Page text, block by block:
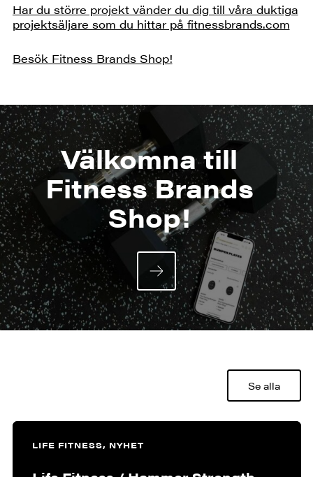
Har du större projekt vänder du dig till våra duktiga
projektsäljare som du hittar på fitnessbrands.com
Besök Fitness Brands Shop!
Välkomna till
Fitness Brands
Shop!
Se alla
LIFE FITNESS, NYHET